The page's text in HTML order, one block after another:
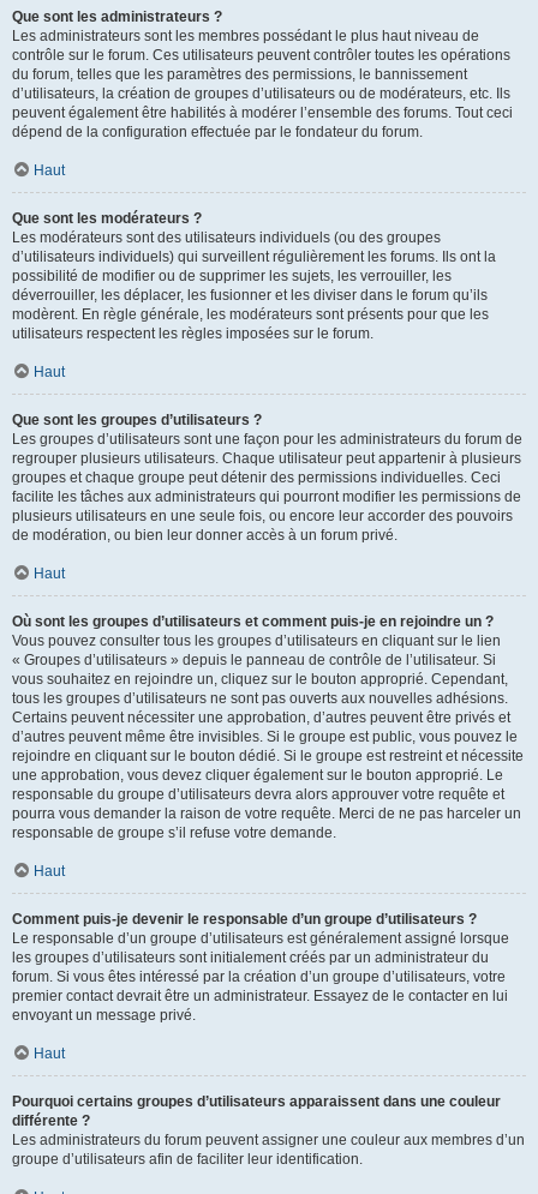
Que sont les administrateurs ?
Les administrateurs sont les membres possédant le plus haut niveau de
contrôle sur le forum. Ces utilisateurs peuvent contrôler toutes les opérations
du forum, telles que les paramètres des permissions, le bannissement
d’utilisateurs, la création de groupes d’utilisateurs ou de modérateurs, etc. Ils
peuvent également être habilités à modérer l’ensemble des forums. Tout ceci
dépend de la configuration effectuée par le fondateur du forum.
Haut
Que sont les modérateurs ?
Les modérateurs sont des utilisateurs individuels (ou des groupes
d’utilisateurs individuels) qui surveillent régulièrement les forums. Ils ont la
possibilité de modifier ou de supprimer les sujets, les verrouiller, les
déverrouiller, les déplacer, les fusionner et les diviser dans le forum qu’ils
modèrent. En règle générale, les modérateurs sont présents pour que les
utilisateurs respectent les règles imposées sur le forum.
Haut
Que sont les groupes d’utilisateurs ?
Les groupes d’utilisateurs sont une façon pour les administrateurs du forum de
regrouper plusieurs utilisateurs. Chaque utilisateur peut appartenir à plusieurs
groupes et chaque groupe peut détenir des permissions individuelles. Ceci
facilite les tâches aux administrateurs qui pourront modifier les permissions de
plusieurs utilisateurs en une seule fois, ou encore leur accorder des pouvoirs
de modération, ou bien leur donner accès à un forum privé.
Haut
Où sont les groupes d’utilisateurs et comment puis-je en rejoindre un ?
Vous pouvez consulter tous les groupes d’utilisateurs en cliquant sur le lien
« Groupes d’utilisateurs » depuis le panneau de contrôle de l’utilisateur. Si
vous souhaitez en rejoindre un, cliquez sur le bouton approprié. Cependant,
tous les groupes d’utilisateurs ne sont pas ouverts aux nouvelles adhésions.
Certains peuvent nécessiter une approbation, d’autres peuvent être privés et
d’autres peuvent même être invisibles. Si le groupe est public, vous pouvez le
rejoindre en cliquant sur le bouton dédié. Si le groupe est restreint et nécessite
une approbation, vous devez cliquer également sur le bouton approprié. Le
responsable du groupe d’utilisateurs devra alors approuver votre requête et
pourra vous demander la raison de votre requête. Merci de ne pas harceler un
responsable de groupe s’il refuse votre demande.
Haut
Comment puis-je devenir le responsable d’un groupe d’utilisateurs ?
Le responsable d’un groupe d’utilisateurs est généralement assigné lorsque
les groupes d’utilisateurs sont initialement créés par un administrateur du
forum. Si vous êtes intéressé par la création d’un groupe d’utilisateurs, votre
premier contact devrait être un administrateur. Essayez de le contacter en lui
envoyant un message privé.
Haut
Pourquoi certains groupes d’utilisateurs apparaissent dans une couleur
différente ?
Les administrateurs du forum peuvent assigner une couleur aux membres d’un
groupe d’utilisateurs afin de faciliter leur identification.